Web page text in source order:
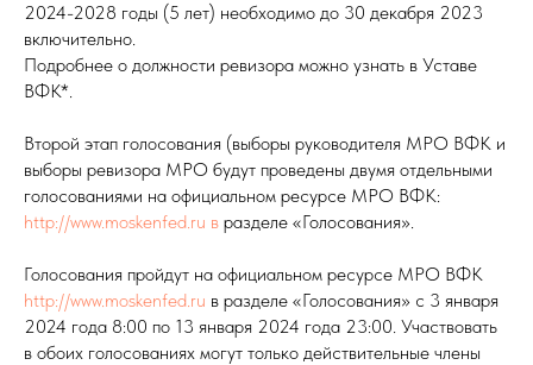
2024-2028 годы (5 лет) необходимо до 30 декабря 2023
включительно.
Подробнее о должности ревизора можно узнать в Уставе
ВФК*.
Второй этап голосования (выборы руководителя МРО ВФК и
выборы ревизора МРО будут проведены двумя отдельными
голосованиями на официальном ресурсе МРО ВФК:
http://www.moskenfed.ru в разделе «Голосования».
Голосования пройдут на официальном ресурсе МРО ВФК
http://www.moskenfed.ru в разделе «Голосования» с 3 января
2024 года 8:00 по 13 января 2024 года 23:00. Участвовать
в обоих голосованиях могут только действительные члены